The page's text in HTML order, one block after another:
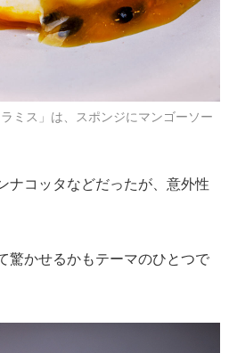
ミス」は、スポンジにマンゴーソー
ナコッタなどだったが、意外性
驚かせるかもテーマのひとつで